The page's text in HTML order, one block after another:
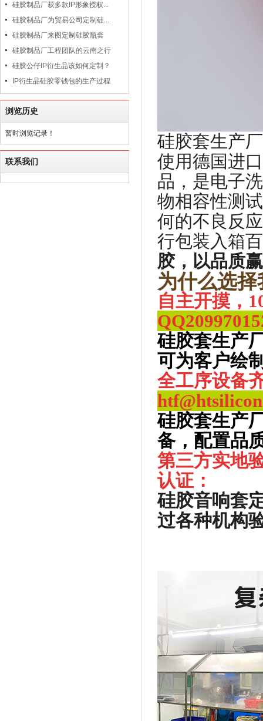
硅胶制品厂获多款IP形象授权...
硅胶制品厂为贸易公司定制硅...
硅胶制品厂来图定制硅胶瓶套
硅胶制品厂工程团队的云南之行
硅胶公仔IP衍生品该如何定制？
IP衍生品硅胶零钱包的生产过程
浏览历史
暂时浏览记录！
联系我们
硅胶套生产
使用德国进
品，是电子
物相容性测
何的不良反
行包装入箱
胶，以品质
为什么选择
自主开摸，
QQ
硅胶套生产
可为客户绘
全工序设备
硅胶套生产
备，配置品
第三方实地
认证：
硅胶音响套
过各种机构